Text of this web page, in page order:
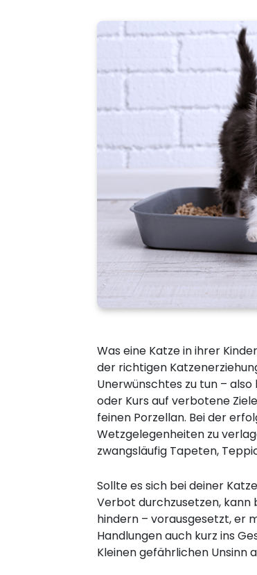
Was eine Katze in ihrer
der richtigen
Unerwünschtes zu tun –
oder Kurs auf verbotene
feinen Porzellan. Bei der
Wetzgelegenheiten zu
zwangsläufig Tapeten,
Sollte es sich bei deiner
Verbot durchzusetzen, kann
hindern – vorausgesetzt, er
Handlungen auch kurz ins
Kleinen gefährlichen Unsinn